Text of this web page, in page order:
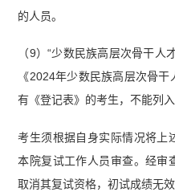
的人员。
（9）“少数民族高层次骨干人
《2024年少数民族高层次骨
有《登记表》的考生，不能列入
考生须根据自身实际情况将上
本院复试工作人员审查。经审
取消其复试资格，初试成绩无效